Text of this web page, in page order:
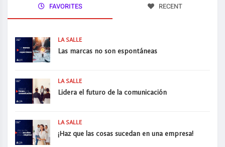
FAVORITES RECENT
LA SALLE
Las marcas no son espontáneas
LA SALLE
Lidera el futuro de la comunicación
LA SALLE
¡Haz que las cosas sucedan en una empresa!